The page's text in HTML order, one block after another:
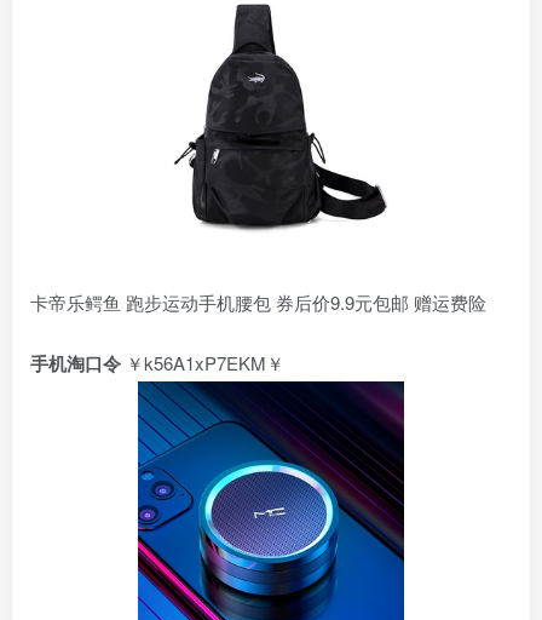
卡帝乐鳄鱼 跑步运动手机腰包 券后价9.9元包邮 赠运费险
手机淘口令 ￥k56A1xP7EKM￥